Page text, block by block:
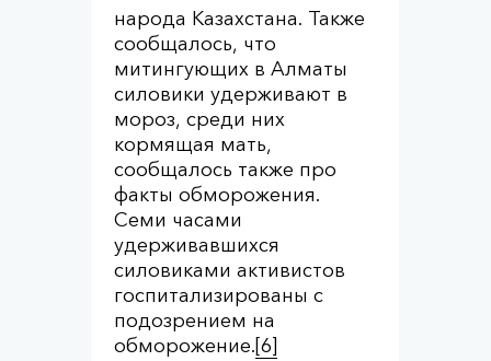
народа Казахстана. Также
сообщалось, что
митингующих в Алматы
силовики удерживают в
мороз, среди них
кормящая мать,
сообщалось также про
факты обморожения.
Семи часами
удерживавшихся
силовиками активистов
госпитализированы с
подозрением на
обморожение.[6]